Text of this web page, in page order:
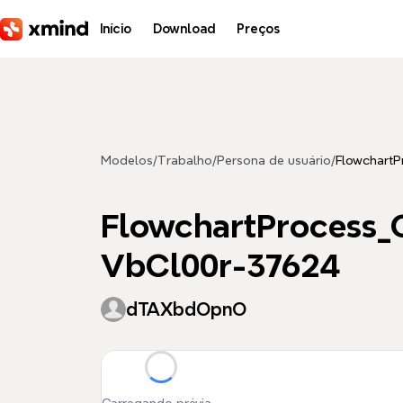
Início Download Preços
Modelos/Trabalho/Persona de usuário/
VbCl00r-37624
dTAXbdOpnO